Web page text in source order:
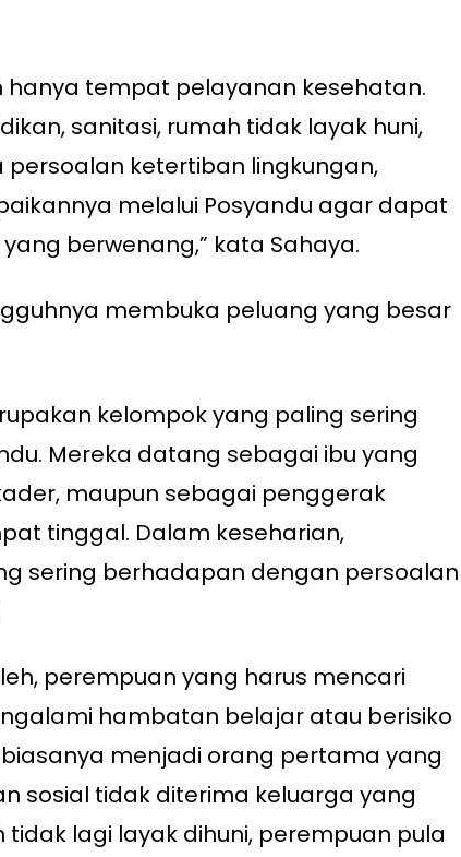
hanya tempat pelayanan kesehatan.
sanitasi, rumah tidak layak huni,
persoalan ketertiban lingkungan,
melalui Posyandu agar dapat
berwenang,” kata Sahaya.
membuka peluang yang besar
kelompok yang paling sering
Mereka datang sebagai ibu yang
maupun sebagai penggerak
tinggal. Dalam keseharian,
sering berhadapan dengan persoalan
perempuan yang harus mencari
hambatan belajar atau berisiko
menjadi orang pertama yang
sosial tidak diterima keluarga yang
lagi layak dihuni, perempuan pula